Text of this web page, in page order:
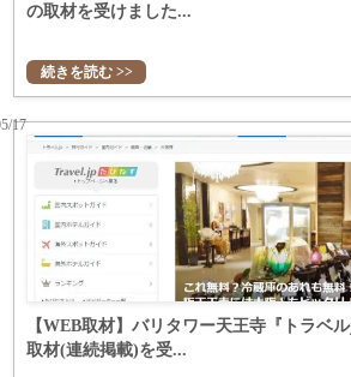
の取材を受けました...
続きを読む >>
【WEB取材】バリタワー天王寺『トラベ
取材(連続掲載)を受...
17